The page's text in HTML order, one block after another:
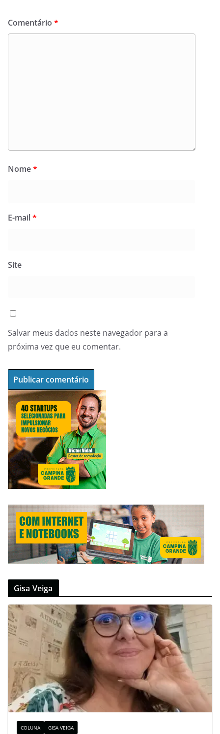
Comentário *
Nome*
E-mail*
Site
Salvar meus dados neste navegador para a
próxima vez que eu comentar.
Gisa Veiga
COLUNA GISA VEIGA